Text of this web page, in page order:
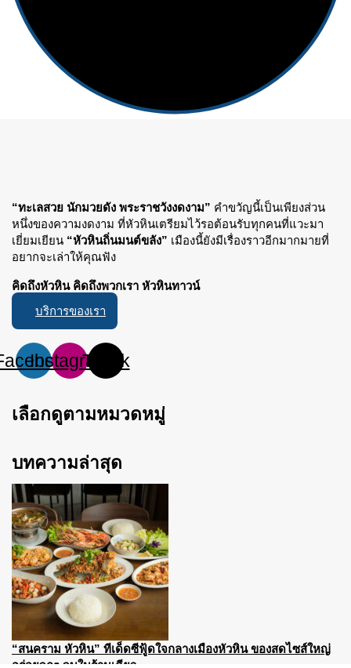
“ทะเลสวย นักมวยดัง พระราชวังงดงาม” คำขวัญนี้เป็นเพียงส่วน
หนึ่งของความงดงาม ที่หัวหินเตรียมไว้รอต้อนรับทุกคนที่แวะมา
เยี่ยมเยียน “หัวหินถิ่นมนต์ขลัง” เมืองนี้ยังมีเรื่องราวอีกมากมายที่
อยากจะเล่าให้คุณฟัง
คิดถึงหัวหิน คิดถึงพวกเรา หัวหินทาวน์
บริการของเรา
InstagramTiktok
เลือกดูตามหมวดหมู่
บทความล่าสุด
“สนคราม หัวหิน” ทีเด็ดซีฟู้ดใจกลางเมืองหัวหิน ของสดไซส์ใหญ่
อร่อยจุกๆ จบในร้านเดียว